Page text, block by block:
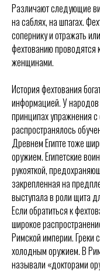
Различают следующие
на саблях, на шпагах.
сопернику и отражать
фехтованию
женщинами.
История фехтования
информацией. У
принципах упражнения
распространялось
Древнем Египте тоже
оружием. Египетские
рукояткой,
закрепленная на
выступала в роли щита
Если обратиться к
широкое
Римской империи.
холодным оружием. В
называли «докторами